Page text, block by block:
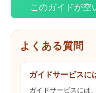
このガイドが空
よくある質問
ガイドサービスに
ガイドサービスには